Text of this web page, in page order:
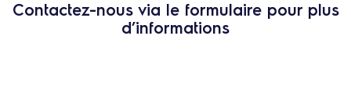
Contactez-nous via le formulaire pour plus
d’informations